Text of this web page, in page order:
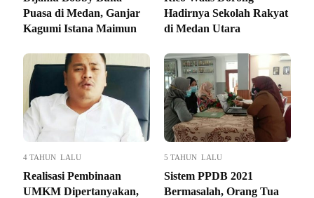
Puasa di Medan, Ganjar
Kagumi Istana Maimun
Hadirnya Sekolah Rakyat
di Medan Utara
4 TAHUN LALU
Realisasi Pembinaan
UMKM Dipertanyakan,
5 TAHUN LALU
Sistem PPDB 2021
Bermasalah, Orang Tua